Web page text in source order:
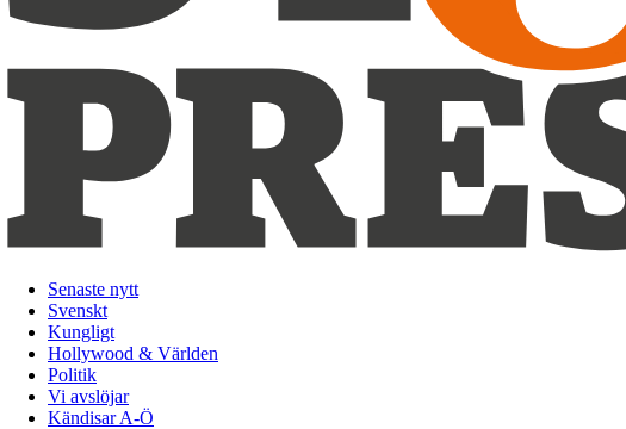
Senaste nytt
Svenskt
Kungligt
Hollywood & Världen
Politik
Vi avslöjar
Kändisar A-Ö